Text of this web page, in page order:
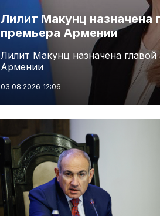
Лилит Макунц назначена
премьера Армении
Лилит Макунц назначена
Армении
03.08.2026 12:06